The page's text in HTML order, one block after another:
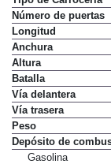
Número de puertas
Longitud
Anchura
Altura
Batalla
Vía delantera
Vía trasera
Peso
Depósito de
Gasolina